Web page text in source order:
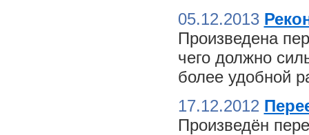
05.12.2013
Произведена
чего должно
более удобной
17.12.2012
Произведён